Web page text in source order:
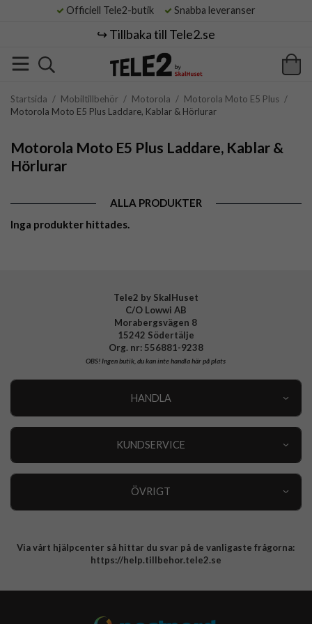
Officiell Tele2-butik Snabba leveranser
↪️ Tillbaka till Tele2.se
Startsida / Mobiltillbehör / Motorola / Motorola Moto E5 Plus /
Motorola Moto E5 Plus Laddare, Kablar & Hörlurar
Motorola Moto E5 Plus Laddare, Kablar &
Hörlurar
ALLA PRODUKTER
Inga produkter hittades.
Tele2 by SkalHuset
C/O Lowwi AB
Morabergsvägen 8
15242 Södertälje
Org. nr: 556881-9238
OBS!Ingen butik, du kan inte handla här på plats
HANDLA
KUNDSERVICE
ÖVRIGT
Integritetspolicy
Via vårt hjälpcenter så hittar du svar på de vanligaste frågorna:
https://help.tillbehor.tele2.se